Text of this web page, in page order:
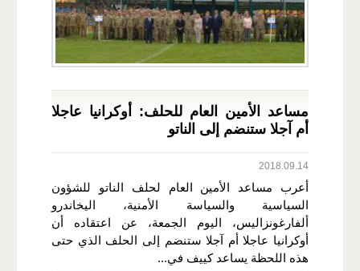
مساعد الأمين العام للحلف: أوكرانيا عاجلا
أم آجلا ستنضم إلى الناتو
2018.09.14
أعرب مساعد الأمين العام لحلف الناتو للشؤون
السياسية والسياسة الأمنية، اليخاندرو
ألفارغونزاليس، اليوم الجمعة، عن اعتقاده أن
أوكرانيا عاجلا أم آجلا ستنضم إلى الحلف الذي حتى
هذه اللحظة يساعد كييف في...